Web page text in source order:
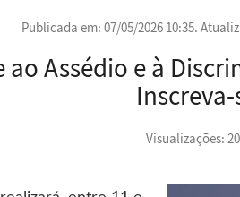
Publicada em: 07/05/2026 10:35.
ao Assédio e à
Inscreva-
Visualizações: